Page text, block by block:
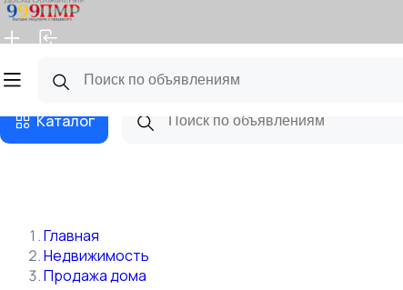
Главная
Каталог
Главная
Недвижимость
Продажа дома